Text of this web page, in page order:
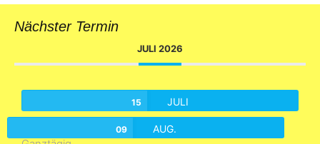
Nächster Termin
JULI 2026
15 JULI
09 AUG.